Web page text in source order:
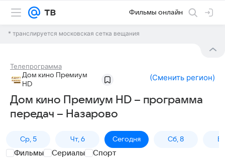
Фильмы онлайн
* транслируется московская сетка вещания
Телепрограмма
Дом кино Премиум
HD
(Сменить регион)
Дом кино Премиум HD – программа
передач – Назарово
Ср, 5 Чт, 6 Сегодня Сб, 8
Фильмы Сериалы Спорт